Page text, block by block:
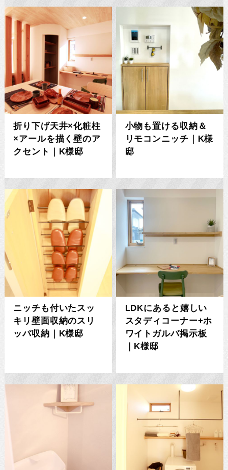
折り下げ天井×化粧柱
×アールを描く壁のア
クセント｜K様邸
小物も置ける収納＆
リモコンニッチ｜K様
邸
ニッチも付いたスッ
キリ壁面収納のスリ
ッパ収納｜K様邸
LDKにあると嬉しい
スタディコーナー+ホ
ワイトガルバ掲示板
｜K様邸